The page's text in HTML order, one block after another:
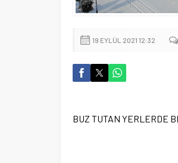
19 EYLÜL 2021 12:32
BUZ TUTAN YERLERDE